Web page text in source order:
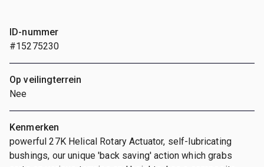
ID-nummer
#15275230
Op veilingterrein
Nee
Kenmerken
powerful 27K Helical Rotary Actuator, self-lubricating
bushings, our unique 'back saving' action which grabs